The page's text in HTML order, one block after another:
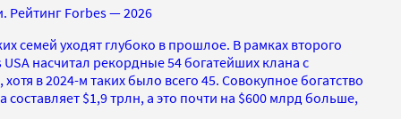
Рейтинг Forbes — 2026
семей уходят глубоко в прошлое. В рамках второго
насчитал рекордные 54 богатейших клана с
в 2024-м таких было всего 45. Совокупное богатство
составляет $1,9 трлн, а это почти на $600 млрд больше,